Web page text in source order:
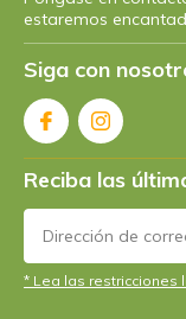
Commandée le
D'une grande
emballée.
Por Peter Beetz
5 /
Kann
+ Nur gutes.
estaremos
Siga con
Reciba las
* Lea las restricciones